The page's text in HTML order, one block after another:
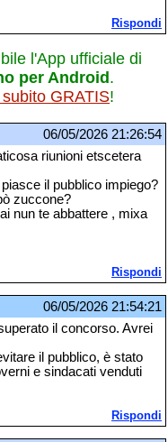
Rispondi
l'App ufficiale di
per Android .
GRATIS!
06/05/2026 21:26:54
riunioni etscetera
il pubblico impiego?
zuccone?
nun te abbattere , mixa
Rispondi
06/05/2026 21:54:21
il concorso. Avrei
il pubblico, è stato
e sindacati venduti
Rispondi